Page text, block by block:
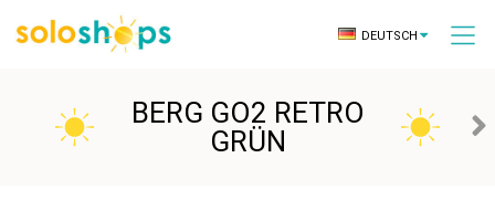
DEUTSCH
BERG GO2 RETRO
GRÜN